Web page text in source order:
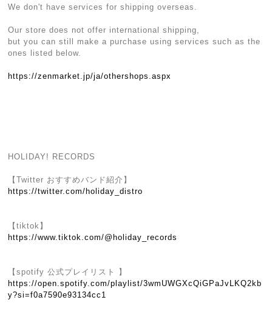
We don't have services for shipping overseas.
Our store does not offer international shipping,
but you can still make a purchase using services such as the
ones listed below.
https://zenmarket.jp/ja/othershops.aspx
HOLIDAY! RECORDS
【Twitter おすすめバンド紹介】
https://twitter.com/holiday_distro
【tiktok】
https://www.tiktok.com/@holiday_records
【spotify 公式プレイリスト 】
https://open.spotify.com/playlist/3wmUWGXcQiGPaJvLKQ2kb
y?si=f0a7590e93134cc1